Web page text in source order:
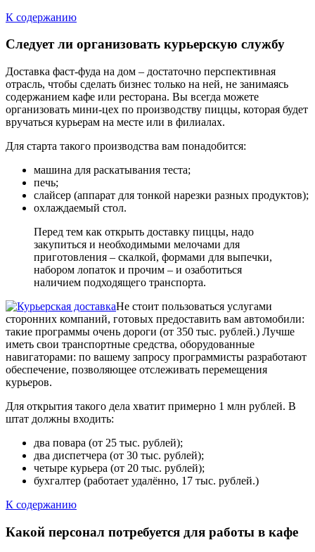
К содержанию
Следует ли организовать курьерскую службу
Доставка фаст-фуда на дом – достаточно перспективная
отрасль, чтобы сделать бизнес только на ней, не занимаясь
содержанием кафе или ресторана. Вы всегда можете
организовать мини-цех по производству пиццы, которая будет
вручаться курьерам на месте или в филиалах.
Для старта такого производства вам понадобится:
машина для раскатывания теста;
печь;
слайсер (аппарат для тонкой нарезки разных продуктов);
охлаждаемый стол.
Перед тем как открыть доставку пиццы, надо
закупиться и необходимыми мелочами для
приготовления – скалкой, формами для выпечки,
набором лопаток и прочим – и озаботиться
наличием подходящего транспорта.
Не стоит пользоваться услугами
сторонних компаний, готовых предоставить вам автомобили:
такие программы очень дороги (от 350 тыс. рублей.) Лучше
иметь свои транспортные средства, оборудованные
навигаторами: по вашему запросу программисты разработают
обеспечение, позволяющее отслеживать перемещения
курьеров.
Для открытия такого дела хватит примерно 1 млн рублей. В
штат должны входить:
два повара (от 25 тыс. рублей);
два диспетчера (от 30 тыс. рублей);
четыре курьера (от 20 тыс. рублей);
бухгалтер (работает удалённо, 17 тыс. рублей.)
К содержанию
Какой персонал потребуется для работы в кафе